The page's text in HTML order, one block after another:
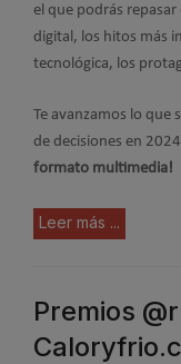
el que podrás
digital, los hitos más
tecnológica, los
Te avanzamos lo que
de decisiones en 2024
formato multimedia!
Leer más ...
Premios